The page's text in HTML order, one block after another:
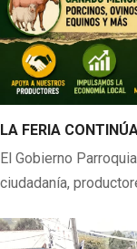
LA FERIA
El Gobierno
ciudadanía,